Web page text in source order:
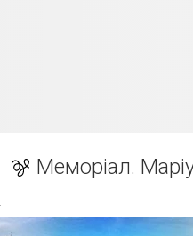
Меморіал.